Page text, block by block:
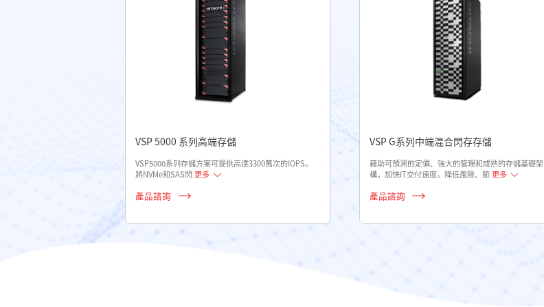
VSP 5000 系列高端存儲
VSP5000系列存儲方案可提供高達3300萬次的IOPS。
將NVMe和SAS閃 更多
產品諮詢
VSP G系列中端混合閃存存儲
藉助可預測的定價、強大的管理和成熟的存儲基礎架
構，加快IT交付速度。降低風險、節 更多
產品諮詢